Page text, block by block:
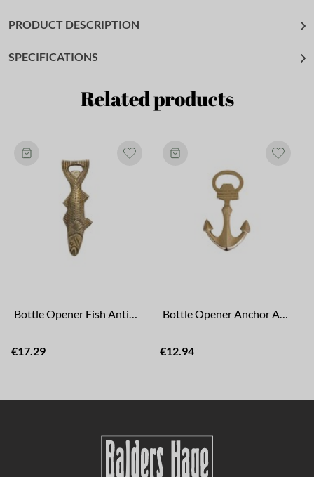
PRODUCT DESCRIPTION
SPECIFICATIONS
Related products
Bottle Opener Fish Antique Brass
€17.29
Bottle Opener Anchor Antique Brass
€12.94